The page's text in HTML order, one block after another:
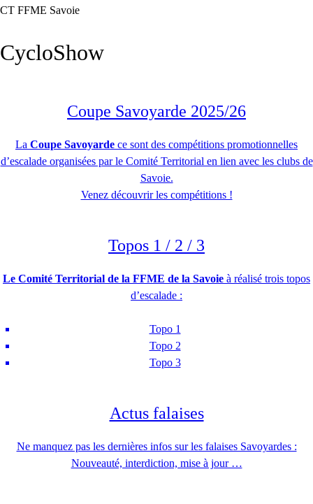
CT FFME Savoie
CycloShow
Coupe Savoyarde 2025/26
La Coupe Savoyarde ce sont des compétitions promotionnelles
d’escalade organisées par le Comité Territorial en lien avec les clubs de
Savoie.
Venez découvrir les compétitions !
Topos 1 / 2 / 3
Le Comité Territorial de la FFME de la Savoie à réalisé trois topos
d’escalade :
Topo 1
Topo 2
Topo 3
Actus falaises
Ne manquez pas les dernières infos sur les falaises Savoyardes :
Nouveauté, interdiction, mise à jour …